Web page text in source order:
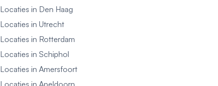
Locaties in Den Haag
Locaties in Utrecht
Locaties in Rotterdam
Locaties in Schiphol
Locaties in Amersfoort